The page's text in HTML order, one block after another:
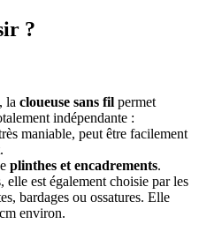
?
la cloueuse sans fil permet
indépendante :
maniable, peut être facilement
plinthes et encadrements.
elle est également choisie par les
bardages ou ossatures. Elle
environ.